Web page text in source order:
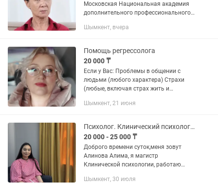
Московская Национальная академия
дополнительного профессионального
жизненных ситуациях. Самые сложные
Шымкент, вчера
Помощь регрессолога
20 000 ₸
Если у Вас: Проблемы в общении с
людьми (любого характера) Страхи
(любые, включая страх жить и
травмы (стресс, развод, смерть
недомогания...
Шымкент, 21 июня
Психолог. Клинический психолог онлайн
20 000 - 25 000 ₸
Доброго времени суток,меня зовут
Алинова Алима, я магистр
Клинической психологии, работаю
Шымкент, 30 июля